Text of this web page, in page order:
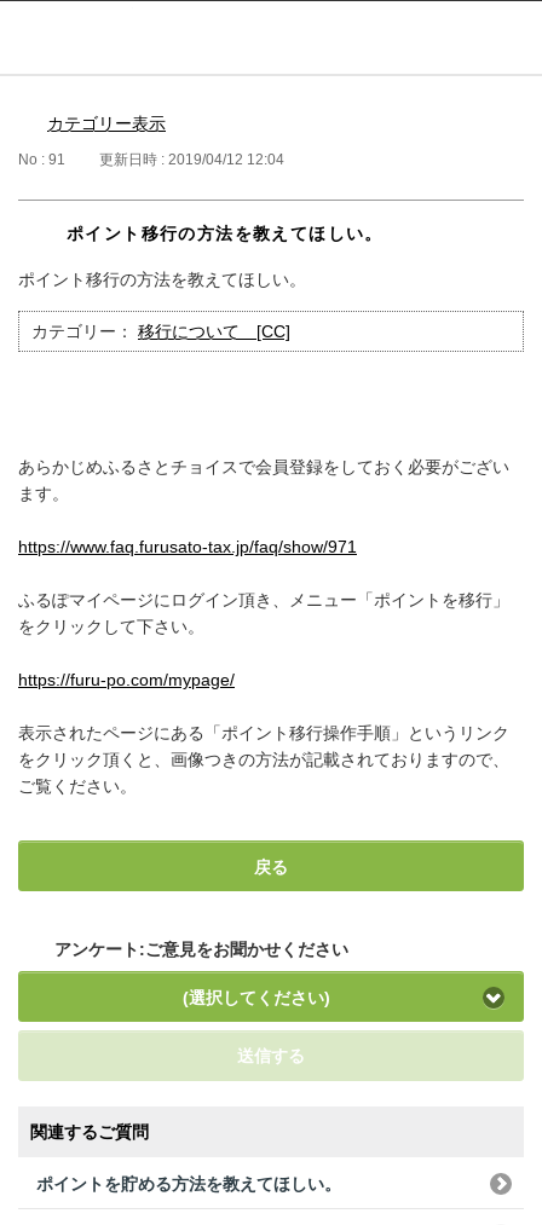
ふるぽ featuring ふるさとチョイスはじめて
カテゴリー表示
No : 91 更新日時 : 2019/04/12 12:04
ポイント移行の方法を教えてほしい。
ポイント移行の方法を教えてほしい。
カテゴリー： 移行について [CC]
あらかじめふるさとチョイスで会員登録をしておく必要がござい
ます。
https://www.faq.furusato-tax.jp/faq/show/971
ふるぽマイページにログイン頂き、メニュー「ポイントを移行」
をクリックして下さい。
https://furu-po.com/mypage/
表示されたページにある「ポイント移行操作手順」というリンク
をクリック頂くと、画像つきの方法が記載されておりますので、
ご覧ください。
戻る
アンケート:ご意見をお聞かせください
(選択してください)
送信する
関連するご質問
ポイントを貯める方法を教えてほしい。